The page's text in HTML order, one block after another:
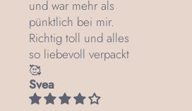
und war mehr als
pünktlich bei mir.
Richtig toll und alles
so liebevoll verpackt
🥰
Svea